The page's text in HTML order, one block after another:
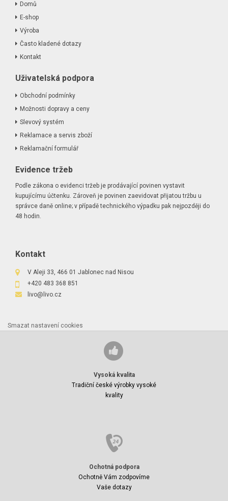
Domů
E-shop
Výroba
Často kladené dotazy
Kontakt
Uživatelská podpora
Obchodní podmínky
Možnosti dopravy a ceny
Slevový systém
Reklamace a servis zboží
Reklamační formulář
Evidence tržeb
Podle zákona o evidenci tržeb je prodávající povinen vystavit
kupujícímu účtenku. Zároveň je povinen zaevidovat přijatou tržbu u
správce daně online; v případě technického výpadku pak nejpozději do
48 hodin.
Kontakt
V Aleji 33, 466 01 Jablonec nad Nisou
+420 483 368 851
livo@livo.cz
Smazat nastavení cookies
Vysoká kvalita
Tradiční české výrobky vysoké
kvality
Ochotná podpora
Ochotně Vám zodpovíme
Vaše dotazy